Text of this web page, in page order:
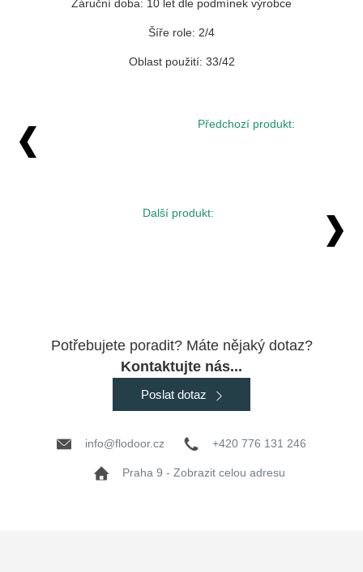
Záruční doba: 10 let dle podmínek výrobce
Šíře role: 2/4
Oblast použití: 33/42
Předchozí produkt:
Další produkt:
Potřebujete poradit? Máte nějaký dotaz?
Kontaktujte nás...
Poslat dotaz
info@flodoor.cz +420 776 131 246
Praha 9 - Zobrazit celou adresu